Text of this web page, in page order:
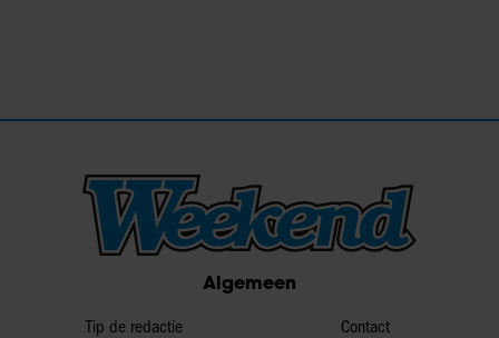
Algemeen
Tip de redactie
Contact